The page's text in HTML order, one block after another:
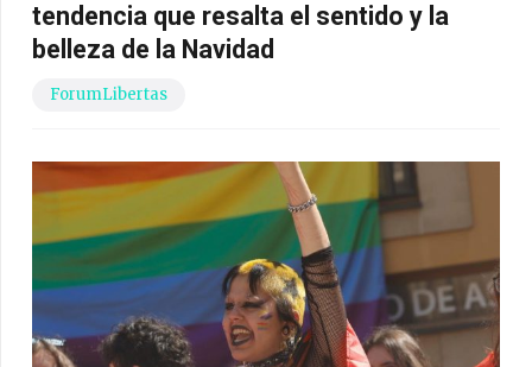
tendencia que resalta el sentido y la
belleza de la Navidad
ForumLibertas